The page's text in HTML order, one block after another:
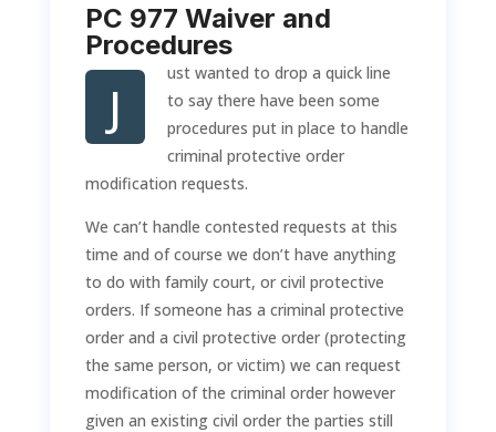
PC 977 Waiver and
Procedures
J
ust wanted to drop a quick line
to say there have been some
procedures put in place to handle
criminal protective order
modification requests.
We can’t handle contested requests at this
time and of course we don’t have anything
to do with family court, or civil protective
orders. If someone has a criminal protective
order and a civil protective order (protecting
the same person, or victim) we can request
modification of the criminal order however
given an existing civil order the parties still